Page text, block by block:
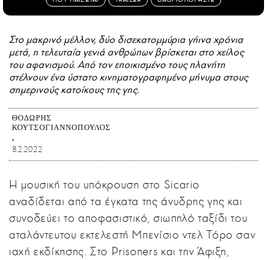
Στο μακρινό μέλλον, δύο δισεκατομμύρια γήινα χρόνια
μετά, η τελευταία γενιά ανθρώπων βρίσκεται στο χείλος
του αφανισμού. Από τον εποικισμένο τους πλανήτη
στέλνουν ένα ύστατο κινηματογραφημένο μήνυμα στους
σημερινούς κατοίκους της γης.
ΘΟΔΩΡΉΣ
ΚΟΥΤΣΟΓΙΑΝΝΌΠΟΥΛΟΣ
8.2.2022
Η μουσική του υπόκρουση στο Sicario
αναδίδεται από τα έγκατα της άνυδρης γης και
συνοδεύει το αποφασιστικό, σιωπηλό ταξίδι του
αταλάντευτου εκτελεστή Μπενίσιο ντελ Τόρο σαν
ιαχή εκδίκησης. Στο Prisoners και την Άφιξη,